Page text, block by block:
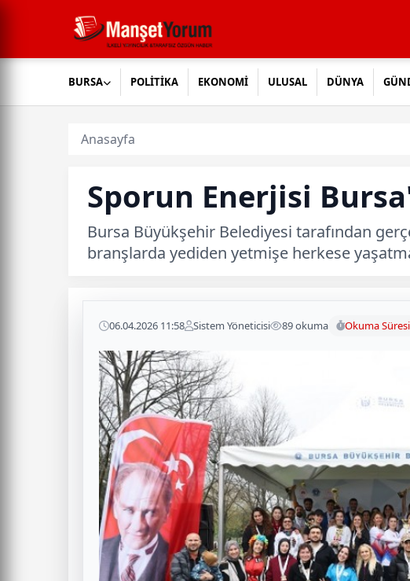
BURSA POLİTİKA EKONOMİ ULUSAL DÜNYA
Anasayfa
Sporun Enerjisi
Bursa Büyükşehir Belediyesi tarafından
branşlarda yediden yetmişe herkese
06.04.2026 11:58 Sistem Yöneticisi 89 okuma Okuma